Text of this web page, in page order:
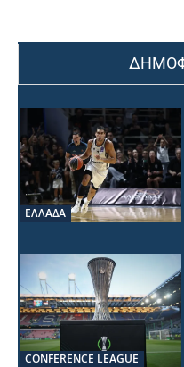
ΕΛΛΑΔΑ
CONFERENCE LEAGUE